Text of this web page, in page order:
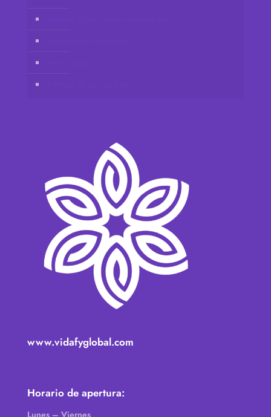
www.vidafyglobal.com
Horario de apertura:
Lunes – Viernes